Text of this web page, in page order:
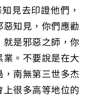
知見去印證他們，
惡知見，你們應勸
就是邪惡之師，你
。不要說是在大
南無第三世多杰
上很多高等地位的